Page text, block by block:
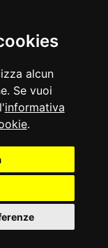
alcun
Se vuoi
informativa
.